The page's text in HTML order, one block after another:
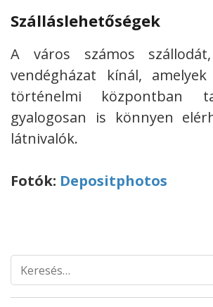
Szálláslehetőségek
A város számos
vendégházat kínál,
történelmi központban
gyalogosan is könnyen
látnivalók.
Fotók: Depositphotos
Keresés: